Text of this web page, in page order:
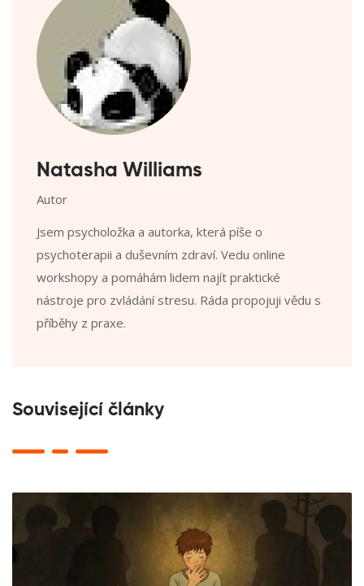
Natasha Williams
Autor
Jsem psycholožka a autorka, která píše o
psychoterapii a duševním zdraví. Vedu online
workshopy a pomáhám lidem najít praktické
nástroje pro zvládání stresu. Ráda propojuji vědu s
příběhy z praxe.
Související články